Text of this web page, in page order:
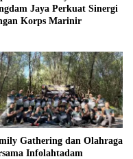
Jaya Perkuat Sinergi
Korps Marinir
Gathering dan Olahraga
Infolahtadam